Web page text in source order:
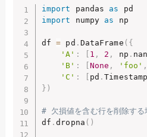
import pandas as
import numpy as np
df = pd . DataFrame ( {
'A' : 1 , 2 , np . nan
'B' : None , 'foo' ,
'C' : pd .Timestamp
} )
# 欠損値を含む行を削除する
df .dropna ( )